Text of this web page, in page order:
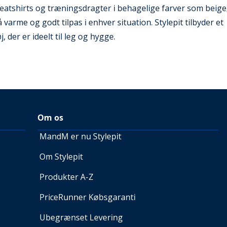
og træningsdragter i behagelige farver som
varme og godt tilpas i enhver situation. Stylepit tilbyder et
der er ideelt til leg og hygge.
Om os
MandM er nu Stylepit
Om Stylepit
Produkter A-Z
PriceRunner Købsgaranti
Ubegrænset Levering